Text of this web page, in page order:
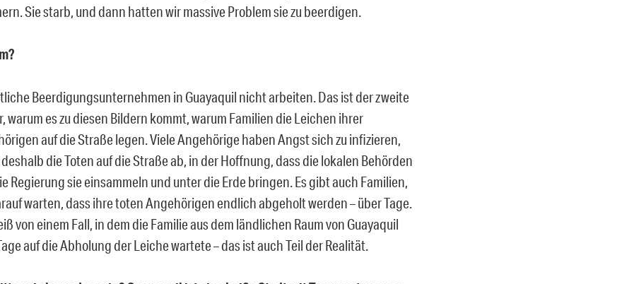
Sie starb, und dann hatten wir massive Problem sie zu beerdigen.
Beerdigungsunternehmen in Guayaquil nicht arbeiten. Das ist der zweite
warum es zu diesen Bildern kommt, warum Familien die Leichen ihrer
auf die Straße legen. Viele Angehörige haben Angst sich zu infizieren,
die Toten auf die Straße ab, in der Hoffnung, dass die lokalen Behörden
Regierung sie einsammeln und unter die Erde bringen. Es gibt auch Familien,
warten, dass ihre toten Angehörigen endlich abgeholt werden – über Tage.
von einem Fall, in dem die Familie aus dem ländlichen Raum von Guayaquil
auf die Abholung der Leiche wartete – das ist auch Teil der Realität.